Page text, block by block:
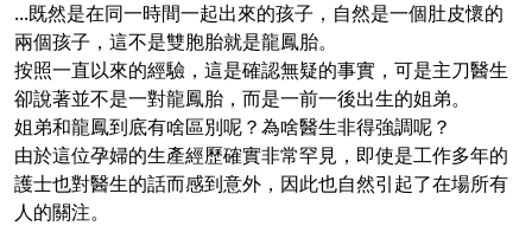
...既然是在同一時間一起出來的孩子，自然是一個肚皮懷的
兩個孩子，這不是雙胞胎就是龍鳳胎。
按照一直以來的經驗，這是確認無疑的事實，可是主刀醫生
卻說著並不是一對龍鳳胎，而是一前一後出生的姐弟。
姐弟和龍鳳到底有啥區別呢？為啥醫生非得強調呢？
由於這位孕婦的生產經歷確實非常罕見，即使是工作多年的
護士也對醫生的話而感到意外，因此也自然引起了在場所有
人的關注。